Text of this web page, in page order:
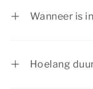
Wanneer is
Hoelang